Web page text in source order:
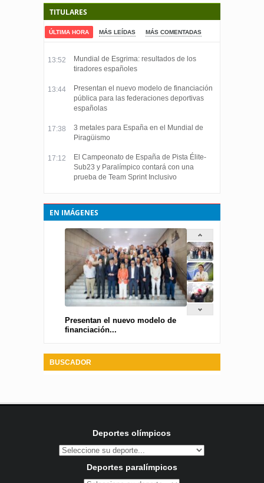
TITULARES
ÚLTIMA HORA MÁS LEÍDAS MÁS COMENTADAS
13:52
Mundial de Esgrima: resultados de los
tiradores españoles
13:44
Presentan el nuevo modelo de financiación
pública para las federaciones deportivas
españolas
17:38
3 metales para España en el Mundial de
Piragüismo
17:12
El Campeonato de España de Pista Élite-
Sub23 y Paralímpico contará con una
prueba de Team Sprint Inclusivo
EN IMÁGENES
Presentan el nuevo modelo de
financiación...
BUSCADOR
Deportes olímpicos
Deportes paralímpicos